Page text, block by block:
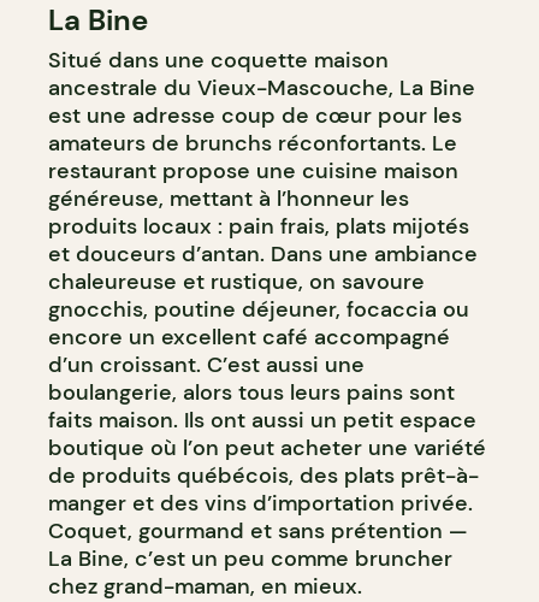
CAFÉ
BOULANGERIE
La Bine
Situé dans une coquette maison
ancestrale du Vieux-Mascouche, La Bine
est une adresse coup de cœur pour les
amateurs de brunchs réconfortants. Le
restaurant propose une cuisine maison
généreuse, mettant à l’honneur les
produits locaux : pain frais, plats mijotés
et douceurs d’antan. Dans une ambiance
chaleureuse et rustique, on savoure
gnocchis, poutine déjeuner, focaccia ou
encore un excellent café accompagné
d’un croissant. C’est aussi une
boulangerie, alors tous leurs pains sont
faits maison. Ils ont aussi un petit espace
boutique où l’on peut acheter une variété
de produits québécois, des plats prêt-à-
manger et des vins d’importation privée.
Coquet, gourmand et sans prétention —
La Bine, c’est un peu comme bruncher
chez grand-maman, en mieux.